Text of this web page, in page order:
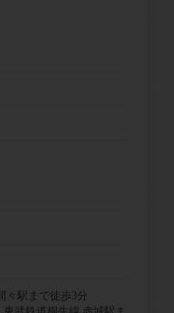
々駅まで徒歩3分